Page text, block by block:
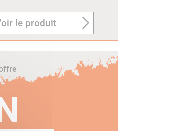
le produit